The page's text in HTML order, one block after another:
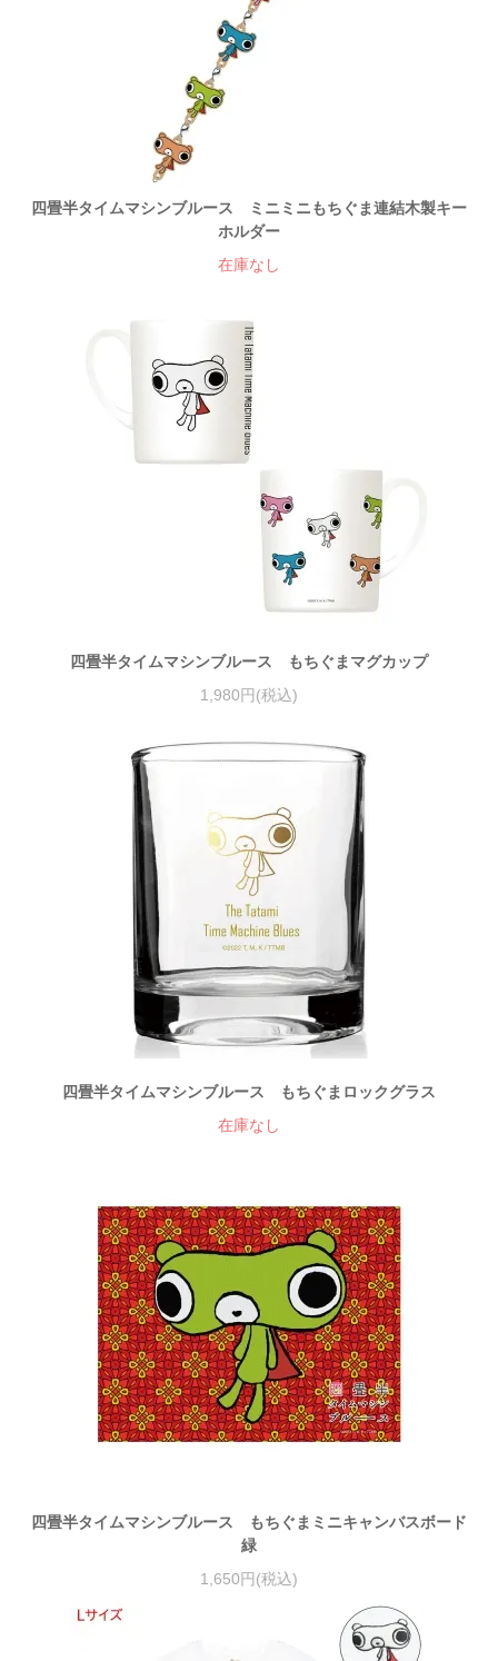
四畳半タイムマシンブルース ミニミニもちぐま連結木製キー
ホルダー
在庫なし
四畳半タイムマシンブルース もちぐまマグカップ
1,980円(税込)
四畳半タイムマシンブルース もちぐまロックグラス
在庫なし
四畳半タイムマシンブルース もちぐまミニキャンバスボード
緑
1,650円(税込)